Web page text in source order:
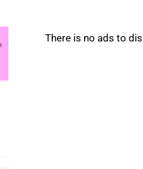
There is no ads to